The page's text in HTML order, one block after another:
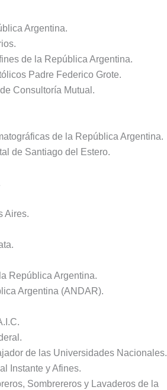
Argentina.
de la República Argentina.
Padre Federico Grote.
Consultoría Mutual.
de la República Argentina.
de Santiago del Estero.
Aires.
República Argentina.
Argentina (ANDAR).
de las Universidades Nacionales.
Instante y Afines.
Sombrereros y Lavaderos de la